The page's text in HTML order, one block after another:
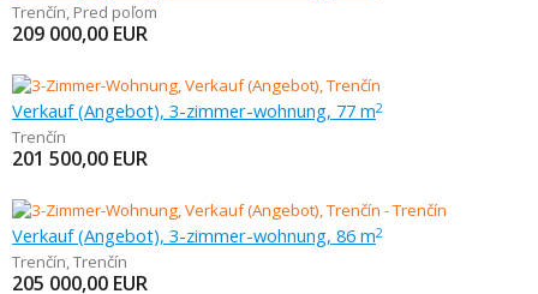
Trenčín, Pred poľom
209 000,00 EUR
Verkauf (Angebot), 3-zimmer-wohnung, 77 m2
Trenčín
201 500,00 EUR
Verkauf (Angebot), 3-zimmer-wohnung, 86 m2
Trenčín,Trenčín
205 000,00 EUR